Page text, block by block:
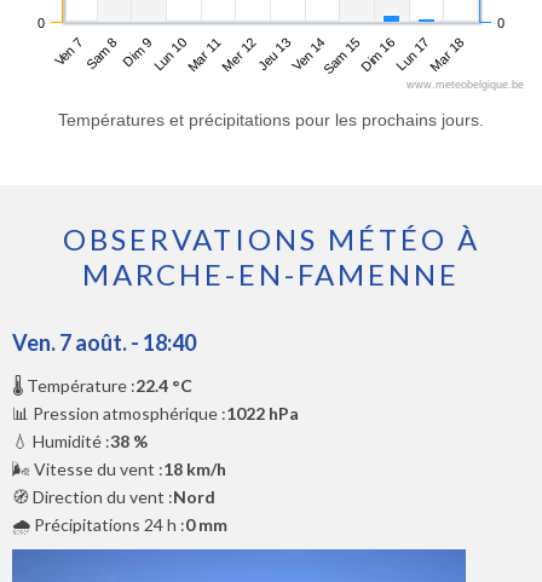
Ven 7Sam 8Dim 9Lun 10Mar 11Mer 12Jeu 13Ven 14Sam 15Dim 16Lun 17Mar 18
0 0
www.meteobelgique.be
Températures et précipitations pour les prochains jours.
OBSERVATIONS MÉTÉO À
MARCHE-EN-FAMENNE
Ven. 7 août. - 18:40
🌡️ Température :22.4 °C
📊 Pression atmosphérique :1022 hPa
💧 Humidité :38 %
🌬️ Vitesse du vent :18 km/h
🧭 Direction du vent :Nord
🌧️ Précipitations 24 h :0 mm